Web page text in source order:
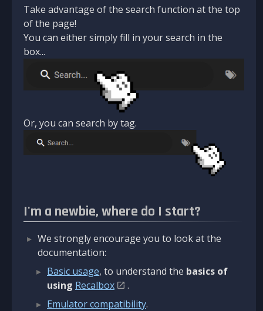
Take advantage of the search function at the top
of the page!
You can either simply fill in your search in the
box...
Or, you can search by tag.
I'm a newbie, where do I start?
We strongly encourage you to look at the
documentation:
Basic usage, to understand the basics of
using Recalbox
.
Emulator compatibility.